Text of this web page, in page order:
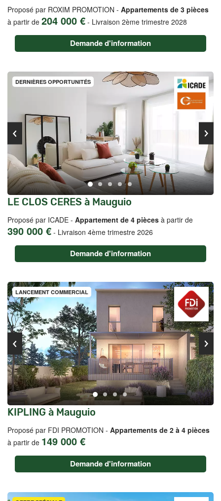
Proposé par ROXIM PROMOTION - Appartements de 3 pièces
à partir de 204 000 € - Livraison 2ème trimestre 2028
Demande d'information
DERNIÈRES OPPORTUNITÉS
LE CLOS CERES à Mauguio
Proposé par ICADE - Appartement de 4 pièces à partir de
390 000 € - Livraison 4ème trimestre 2026
Demande d'information
LANCEMENT COMMERCIAL
KIPLING à Mauguio
Proposé par FDI PROMOTION - Appartements de 2 à 4 pièces
à partir de 149 000 €
Demande d'information